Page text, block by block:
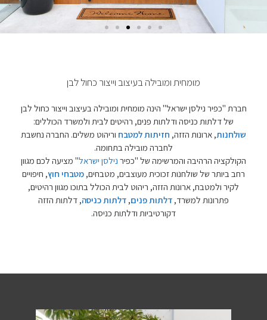
מומחית ומובילה בעיצוב וייצור כחול לבן
חברת "כפיר נילסן ישראל" הינה מומחית ומובילה בעיצוב וייצור כחול לבן
של דלתות כניסה ודלתות פנים, רהיטים לבית ולמשרד הכוללים:
שולחנות, ארונות הזזה, חזיתות למטבח וריהוט משלים. החברה נחשבת
לחברה מובילה בתחומה.
הקולקציה הרהיבה והמרשימה של "כפיר נילסן ישראל" מציעה לכם מגוון
רחב ביותר של שולחנות זכוכית מעוצבים, מטבחים, מטבחי חוץ, חיפויים
לקיר ולמטבח, ארונות הזזה, ריהוט לבית הכולל בתוכו מגוון רהיטים,
פתרונות למשרד, דלתות פנים, דלתות כניסה, דלתות הזזה
דקורטיביות ודלתות כניסה.